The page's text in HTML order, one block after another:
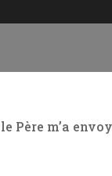
Père m’a